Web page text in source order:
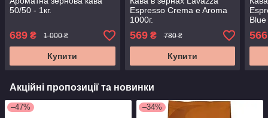
50/50 - 1кг.
689 ₴ 1 000 ₴
Купити
Espresso Crema e Aroma
1000г.
569₴ 780 ₴
Купити
Blue
566
Акційні пропозиції та новинки
–47% –34%